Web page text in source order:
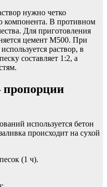
нужно четко
компонента. В противном
Для приготовления
цемент М500. При
раствор, в
составляет 1:2, а
пропорции
используется бетон
происходит на сухой
(1 ч).